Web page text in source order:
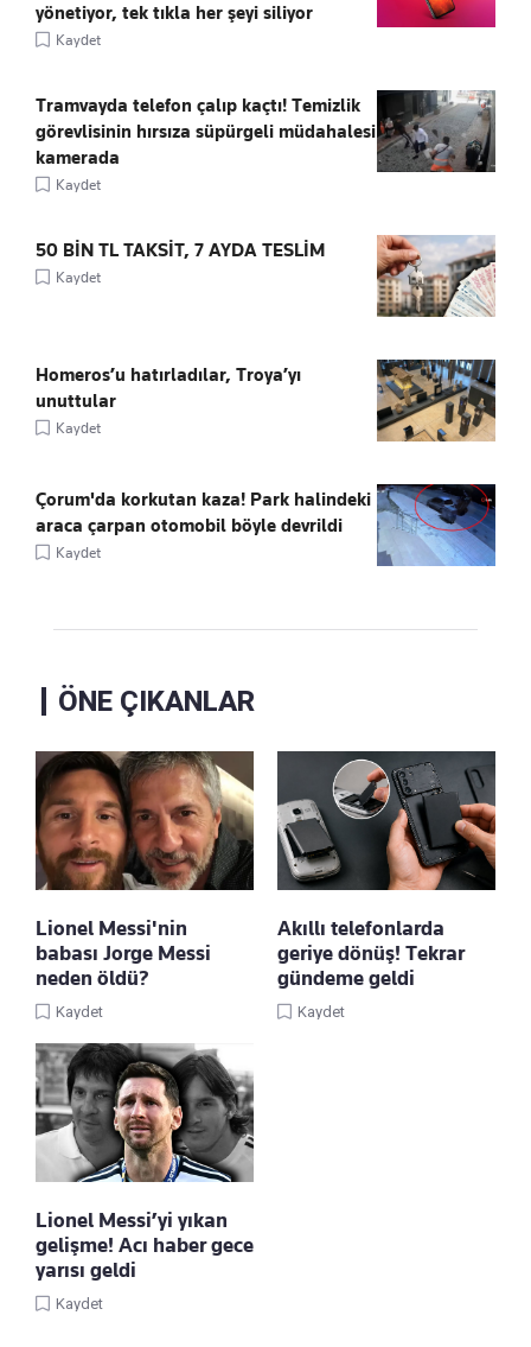
yönetiyor, tek tıkla her şeyi siliyor
Kaydet
Tramvayda telefon çalıp kaçtı! Temizlik
görevlisinin hırsıza süpürgeli müdahalesi
kamerada
Kaydet
50 BİN TL TAKSİT, 7 AYDA TESLİM
Kaydet
Homeros’u hatırladılar, Troya’yı
unuttular
Kaydet
Çorum'da korkutan kaza! Park halindeki
araca çarpan otomobil böyle devrildi
Kaydet
ÖNE ÇIKANLAR
Lionel Messi'nin
babası Jorge Messi
neden öldü?
Kaydet
Akıllı telefonlarda
geriye dönüş! Tekrar
gündeme geldi
Kaydet
Lionel Messi’yi yıkan
gelişme! Acı haber gece
yarısı geldi
Kaydet